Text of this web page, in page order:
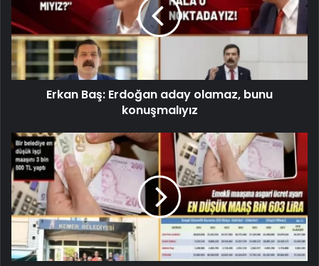
Erkan Baş: Erdoğan aday olamaz, bunu
konuşmalıyız